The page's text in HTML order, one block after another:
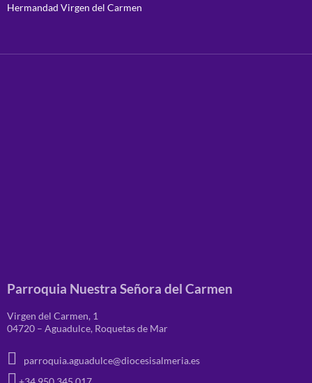
Hermandad Virgen del Carmen
Parroquia Nuestra Señora del Carmen
Virgen del Carmen, 1
04720 – Aguadulce, Roquetas de Mar
parroquia.aguadulce@diocesisalmeria.es